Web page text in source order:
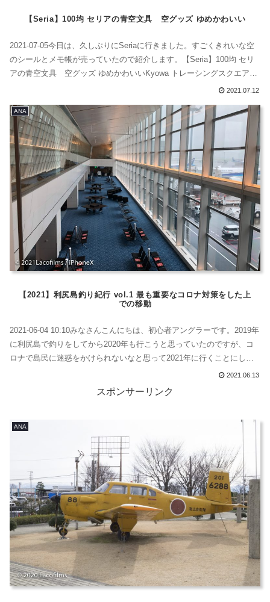
【Seria】100均 セリアの青空文具 空グッズ ゆめかわいい
2021-07-05今日は、久しぶりにSeriaに行きました。すごくきれいな空
のシールとメモ帳が売っていたので紹介します。【Seria】100均 セリ
アの青空文具 空グッズ ゆめかわいいKyowa トレーシングスクエアシ
ール 空の色 48片 材質：紙透ける質感のトーレシングシールです。
うこうnこうnyこうにゅ購入購入...
2021.07.12
ANA
【2021】利尻島釣り紀行 vol.1 最も重要なコロナ対策をした上
での移動
2021-06-04 10:10みなさんこんにちは、初心者アングラーです。2019年
に利尻島で釣りをしてから2020年も行こうと思っていたのですが、コ
ロナで島民に迷惑をかけられないなと思って2021年に行くことにしま
した。とにかく、ひたすら除菌、定期的なマスク交換とフェイスシー
ルドなどを使って、アルコールで除菌除菌を繰り返し対策をしっかり
して移動することにします。手指消毒がやっぱり大切ANA国内線...
2021.06.13
スポンサーリンク
ANA